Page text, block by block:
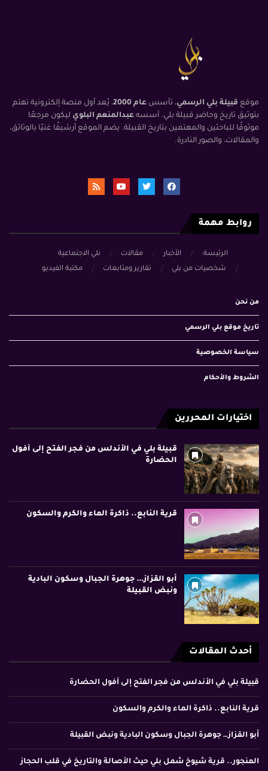
موقع قبيلة بلي الرسمي، تأسس عام 2000
، يُعد أول منصة إلكترونية تهتم
بتوثيق تاريخ وحاضر قبيلة بلي. أسسه عبدالمنعم البلوي ليكون مرجعًا
موثوقًا للباحثين والمهتمين بتاريخ القبيلة. يضم الموقع أرشيفًا غنيًا بالوثائق،
والمقالات، والصور النادرة.
روابط مهمة
الرئيسة: الأخبار مقالات
بلي الاجتماعية
شخصيات من بلي
تقارير ومتابعات مكتبة الفيديو
من نحن
تاريخ موقع بلي الرسمي
سياسة الخصوصية
الشروط والأحكام
اختيارات المحررين
قبيلة بلي في الأندلس من فجر الفتح إلى أفول
الحضارة
قرية النابع.. ذاكرة الماء والكرم والسكون
أبو القزاز… جوهرة الجبال وسكون البادية
ونبض القبيلة
أحدث المقالات
قبيلة بلي في الأندلس من فجر الفتح إلى أفول الحضارة
قرية النابع.. ذاكرة الماء والكرم والسكون
أبو القزاز… جوهرة الجبال وسكون البادية ونبض القبيلة
المنجور.. قرية شيوخ شمل بلي حيث الأصالة والتاريخ في قلب الحجاز